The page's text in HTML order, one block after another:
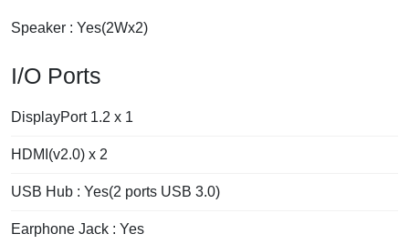
Speaker : Yes(2Wx2)
I/O Ports
DisplayPort 1.2 x 1
HDMI(v2.0) x 2
USB Hub : Yes(2 ports USB 3.0)
Earphone Jack : Yes